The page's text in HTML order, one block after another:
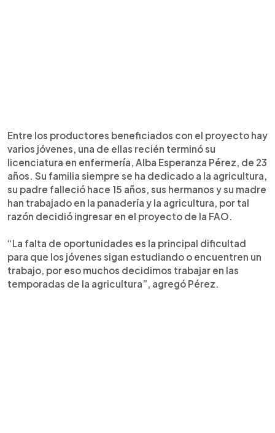
Entre los productores beneficiados con el proyecto hay
varios jóvenes, una de ellas recién terminó su
licenciatura en enfermería, Alba Esperanza Pérez, de 23
años. Su familia siempre se ha dedicado a la agricultura,
su padre falleció hace 15 años, sus hermanos y su madre
han trabajado en la panadería y la agricultura, por tal
razón decidió ingresar en el proyecto de la FAO.
“La falta de oportunidades es la principal dificultad
para que los jóvenes sigan estudiando o encuentren un
trabajo, por eso muchos decidimos trabajar en las
temporadas de la agricultura”, agregó Pérez.